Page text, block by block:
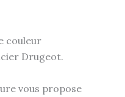
couleur
Drugeot.
vous propose